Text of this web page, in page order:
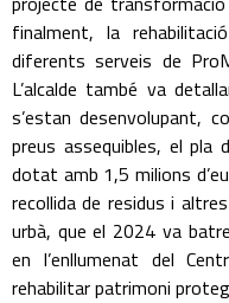
finalment, la
diferents serveis de
L’alcalde també va
s’estan desenvolupant,
preus assequibles, el pla
dotat amb 1,5 milions
recollida de residus i
urbà, que el 2024 va
en l’enllumenat del
rehabilitar patrimoni